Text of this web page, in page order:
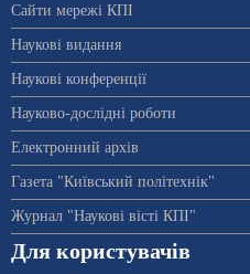
Сайти мережі КПІ
Наукові видання
Наукові конференції
Науково-дослідні роботи
Електронний архів
Газета "Київський політехнік"
Журнал "Наукові вісті КПІ"
Для користувачів